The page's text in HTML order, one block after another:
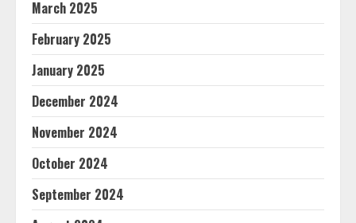
March 2025
February 2025
January 2025
December 2024
November 2024
October 2024
September 2024